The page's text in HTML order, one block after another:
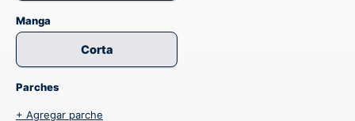
Manga
Corta
Parches
+ Agregar parche